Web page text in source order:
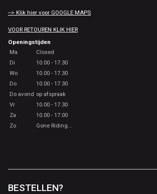
--> Klik hier voor GOOGLE MAPS
VOOR RETOUREN KLIK HIER
Openingstijden
Ma
Closed
Di
10.00 - 17.30
Wo
10.00 - 17.30
Do
10.00 - 17.30
Do avond op afspraak
Vr
10.00 - 17.30
Za
10.00 - 17.00
Zo
Gone Riding...
BESTELLEN?